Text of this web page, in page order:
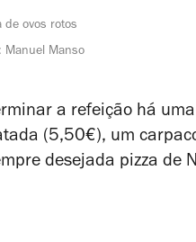
de ovos rotos
Manuel Manso
a refeição há
(5,50€), um
desejada pizza de